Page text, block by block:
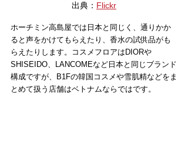
出典： Flickr
ホーチミン高島屋では日本と同じく、通りかか
ると声をかけてもらえたり、香水の試供品がも
らえたりします。コスメフロアはDIORや
SHISEIDO、LANCOMEなど日本と同じブランド
構成ですが、B1Fの韓国コスメや雪肌精などをま
とめて扱う店舗はベトナムならではです。